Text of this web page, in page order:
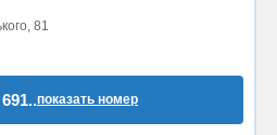
81
показать номер